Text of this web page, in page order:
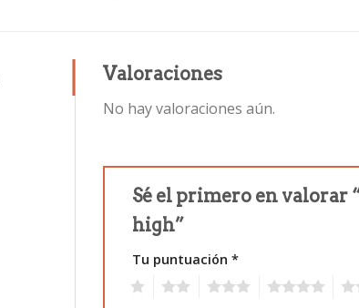
Valoraciones
No hay valoraciones aún.
Sé el primero en valorar
high”
Tu puntuación*